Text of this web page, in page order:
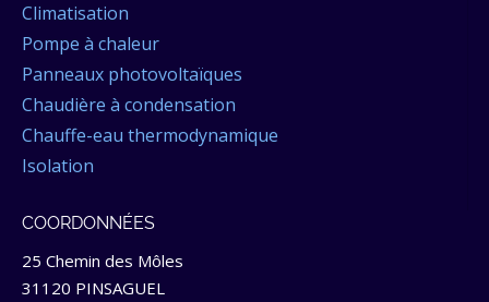
Climatisation
Pompe à chaleur
Panneaux photovoltaïques
Chaudière à condensation
Chauffe-eau thermodynamique
Isolation
COORDONNÉES
25 Chemin des Môles
31120 PINSAGUEL